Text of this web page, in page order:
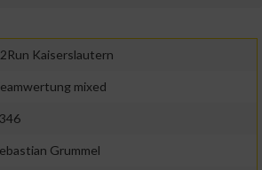
Kaiserslautern
mixed
Grummel